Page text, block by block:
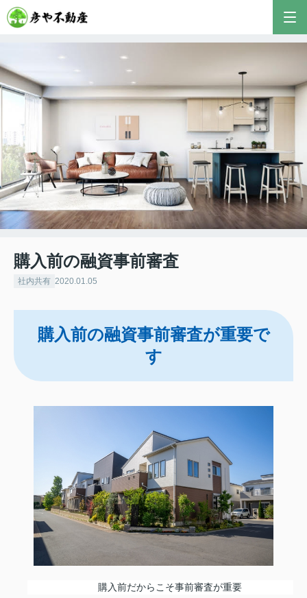
購入前の融資事前審査
社内共有 2020.01.05
購入前の融資事前審査が重要で
す
購入前だからこそ事前審査が重要